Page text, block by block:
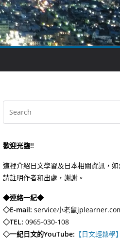
歡迎光臨!!
這裡介紹日文學習及日本相關資訊，
請註明作者和出處，謝謝。
◆連絡一紀◆
◇E-mail: service小老鼠
◇TEL: 0965-030-108
◇一紀日文的YouTube: 【日文輕鬆學】